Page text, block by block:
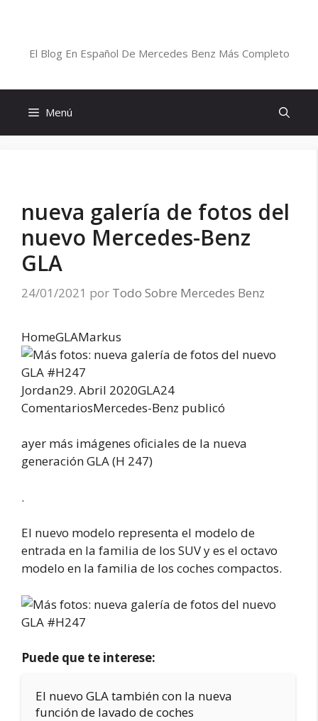
El Blog En Español De Mercedes Benz Más Completo
Menú
nueva galería de fotos del
nuevo Mercedes-Benz
GLA
24/01/2021 por Todo Sobre Mercedes Benz
HomeGLAMarkus
Jordan29. Abril 2020GLA24
ComentariosMercedes-Benz publicó
ayer más imágenes oficiales de la nueva
generación GLA (H 247)
.
El nuevo modelo representa el modelo de
entrada en la familia de los SUV y es el octavo
modelo en la familia de los coches compactos.
Puede que te interese:
El nuevo GLA también con la nueva
función de lavado de coches